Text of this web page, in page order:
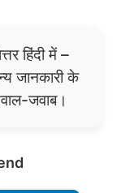
हिंदी में –
जानकारी के
जवाब।